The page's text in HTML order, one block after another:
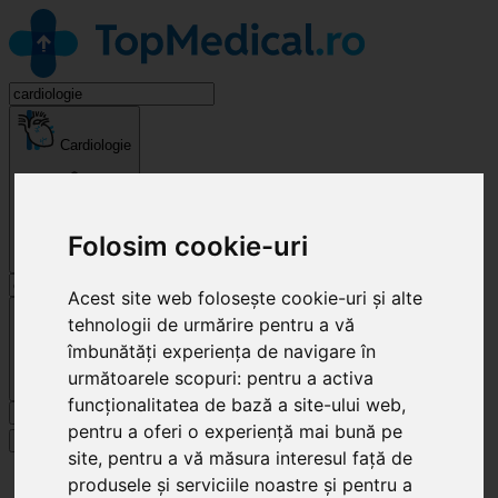
Folosim cookie-uri
Acest site web folosește cookie-uri și alte
tehnologii de urmărire pentru a vă
îmbunătăți experiența de navigare în
următoarele scopuri: pentru a activa
funcționalitatea de bază a site-ului web,
pentru a oferi o experiență mai bună pe
site, pentru a vă măsura interesul față de
produsele și serviciile noastre și pentru a
Cardiologie
Cluj-Napoca
Specialități
Clinici